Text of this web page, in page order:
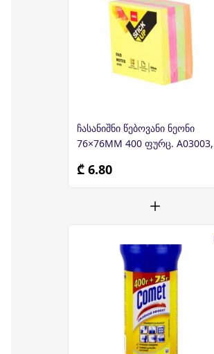
ჩასანიშნი წებოვანი ნეონი
76×76MM 400 ფურც. A03003,
₾ 6.80